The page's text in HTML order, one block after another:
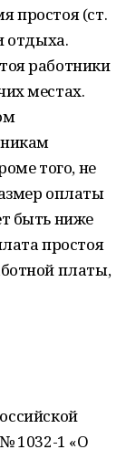
простоя (ст.
отдыха.
работники
местах.
того, не
оплаты
быть ниже
простоя
платы,
1032-1 «О